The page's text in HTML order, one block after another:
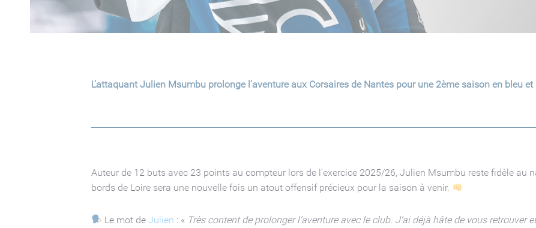
L’attaquant Julien Msumbu prolonge l’aventure aux Corsaires de Nantes pour une 2ème saison en bleu et
Auteur de 12 buts avec 23 points au compteur lors de l’exercice 2025/26, Julien Msumbu reste fidèle au
bords de Loire sera une nouvelle fois un atout offensif précieux pour la saison à venir.
Le mot deJulien : « Très content de prolonger l’aventure avec le club. J’ai déjà hâte de vous retrouver